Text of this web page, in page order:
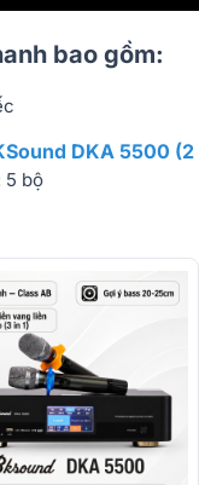
bao gồm:
DKA 5500 (2
5 bộ